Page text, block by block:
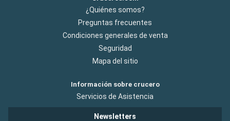
¿Quiénes somos?
Preguntas frecuentes
Condiciones generales de venta
Seguridad
Mapa del sitio
Información sobre crucero
Servicios de Asistencia
Newsletters